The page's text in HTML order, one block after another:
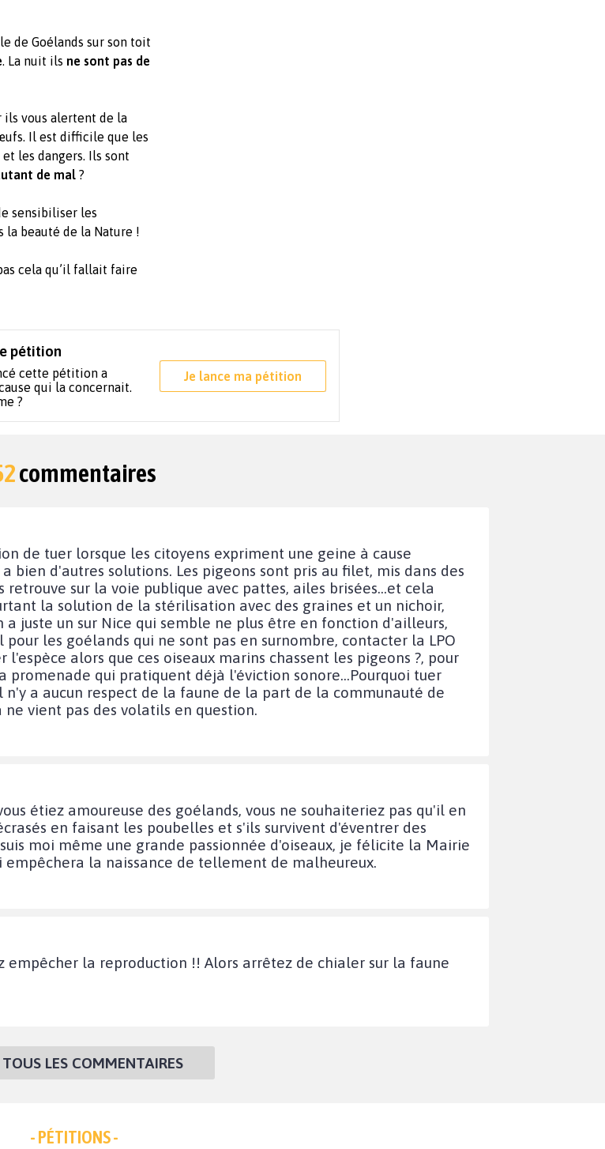
de Goélands sur son toit
. La nuit ils ne sont pas de
ils vous alertent de la
Il est difficile que les
les dangers. Ils sont
de mal ?
sensibiliser les
la beauté de la Nature !
cela qu’il fallait faire
pétition
cette pétition a
qui la concernait.
?
Je lance ma pétition
commentaires
de tuer lorsque les citoyens expriment une geine à cause
bien d'autres solutions. Les pigeons sont pris au filet, mis dans des
sur la voie publique avec pattes, ailes brisées...et cela
la solution de la stérilisation avec des graines et un nichoir,
juste un sur Nice qui semble ne plus être en fonction d'ailleurs,
les goélands qui ne sont pas en surnombre, contacter la LPO
alors que ces oiseaux marins chassent les pigeons ?, pour
promenade qui pratiquent déjà l'éviction sonore...Pourquoi tuer
a aucun respect de la faune de la part de la communauté de
vient pas des volatils en question.
étiez amoureuse des goélands, vous ne souhaiteriez pas qu'il en
en faisant les poubelles et s'ils survivent d'éventrer des
moi même une grande passionnée d'oiseaux, je félicite la Mairie
la naissance de tellement de malheureux.
empêcher la reproduction !! Alors arrêtez de chialer sur la faune
LES COMMENTAIRES
- PÉTITIONS -